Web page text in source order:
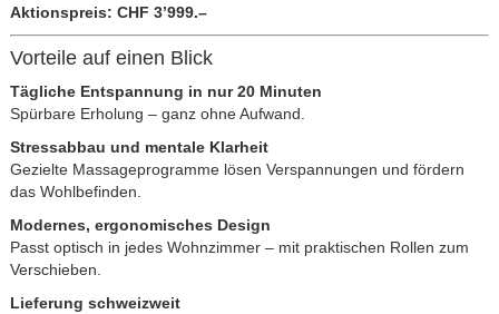
Aktionspreis: CHF 3’999.–
Vorteile auf einen Blick
Tägliche Entspannung in nur 20 Minuten
Spürbare Erholung – ganz ohne Aufwand.
Stressabbau und mentale Klarheit
Gezielte Massageprogramme lösen Verspannungen und fördern
das Wohlbefinden.
Modernes, ergonomisches Design
Passt optisch in jedes Wohnzimmer – mit praktischen Rollen zum
Verschieben.
Lieferung schweizweit